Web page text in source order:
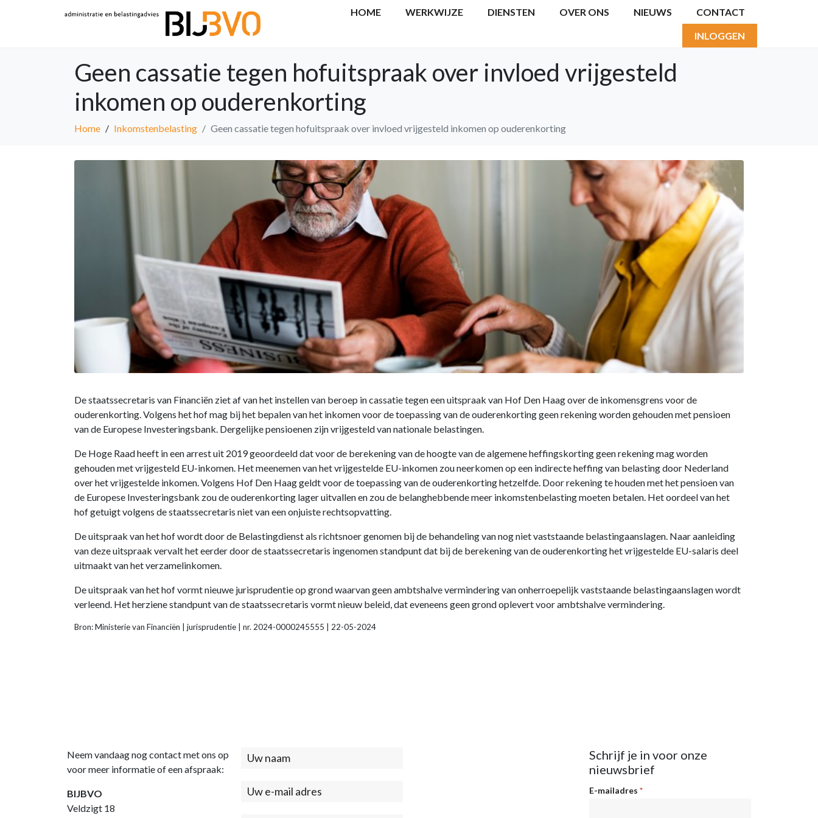
HOME WERKWIJZE DIENSTEN OVER ONS NIEUWS CONTACT
INLOGGEN
Geen cassatie tegen hofuitspraak over invloed vrijgesteld
inkomen op ouderenkorting
Home Inkomstenbelasting Geen cassatie tegen hofuitspraak over invloed vrijgesteld inkomen op ouderenkorting
De staatssecretaris van Financiën ziet af van het instellen van beroep in cassatie tegen een uitspraak van Hof Den Haag over de inkomensgrens voor de
ouderenkorting. Volgens het hof mag bij het bepalen van het inkomen voor de toepassing van de ouderenkorting geen rekening worden gehouden met pensioen
van de Europese Investeringsbank. Dergelijke pensioenen zijn vrijgesteld van nationale belastingen.
De Hoge Raad heeft in een arrest uit 2019 geoordeeld dat voor de berekening van de hoogte van de algemene heffingskorting geen rekening mag worden
gehouden met vrijgesteld EU-inkomen. Het meenemen van het vrijgestelde EU-inkomen zou neerkomen op een indirecte heffing van belasting door Nederland
over het vrijgestelde inkomen. Volgens Hof Den Haag geldt voor de toepassing van de ouderenkorting hetzelfde. Door rekening te houden met het pensioen van
de Europese Investeringsbank zou de ouderenkorting lager uitvallen en zou de belanghebbende meer inkomstenbelasting moeten betalen. Het oordeel van het
hof getuigt volgens de staatssecretaris niet van een onjuiste rechtsopvatting.
De uitspraak van het hof wordt door de Belastingdienst als richtsnoer genomen bij de behandeling van nog niet vaststaande belastingaanslagen. Naar aanleiding
van deze uitspraak vervalt het eerder door de staatssecretaris ingenomen standpunt dat bij de berekening van de ouderenkorting het vrijgestelde EU-salaris deel
uitmaakt van het verzamelinkomen.
De uitspraak van het hof vormt nieuwe jurisprudentie op grond waarvan geen ambtshalve vermindering van onherroepelijk vaststaande belastingaanslagen wordt
verleend. Het herziene standpunt van de staatssecretaris vormt nieuw beleid, dat eveneens geen grond oplevert voor ambtshalve vermindering.
Bron: Ministerie van Financiën | jurisprudentie | nr. 2024-0000245555 | 22-05-2024
Neem vandaag nog contact met ons op
voor meer informatie of een afspraak:
BIJBVO
Veldzigt 18
Contact
Schrijf je in voor onze
nieuwsbrief
Nieuwsbrief
E-mailadres *